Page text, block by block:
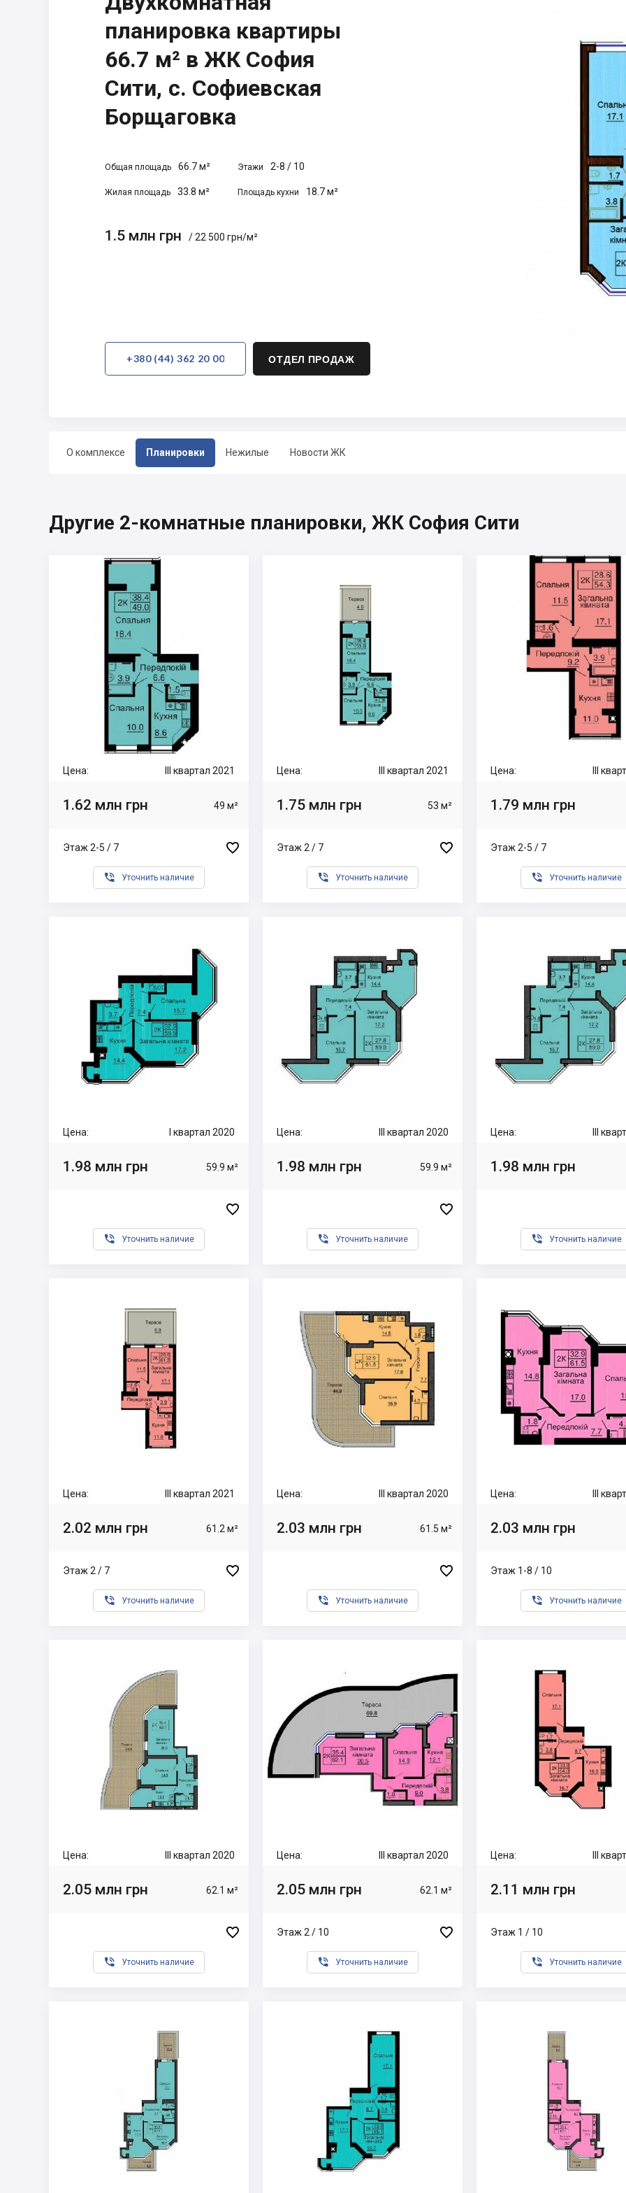
О комплексе Планировки Нежилые Новости ЖК
планировка квартиры
66.7 м² в ЖК София
Сити, с. Софиевская
Борщаговка
Общая площадь 66.7 м² Этажи 2-8 / 10
Жилая площадь 33.8 м² Площадь кухни 18.7 м²
1.5 млн грн / 22 500 грн/м²
+380 (44) 362 20 00 ОТДЕЛ ПРОДАЖ
Другие 2-комнатные планировки, ЖК София Сити
Цена: III квартал 2021
1.62 млн грн 49 м²
Этаж 2-5 / 7 
 Уточнить наличие
Цена: III квартал 2021
1.75 млн грн 53 м²
Этаж 2 / 7 
 Уточнить наличие
Цена: III
1.79 млн грн
Этаж 2-5 / 7
 Уточнить наличие
Цена: I квартал 2020
1.98 млн грн 59.9 м²

 Уточнить наличие
Цена: III квартал 2020
1.98 млн грн 59.9 м²

 Уточнить наличие
Цена: III
1.98 млн грн
 Уточнить наличие
Цена: III квартал 2021
2.02 млн грн 61.2 м²
Этаж 2 / 7 
 Уточнить наличие
Цена: III квартал 2020
2.03 млн грн 61.5 м²

 Уточнить наличие
Цена: III
2.03 млн грн
Этаж 1-8 / 10
 Уточнить наличие
Цена: III квартал 2020
2.05 млн грн 62.1 м²

 Уточнить наличие
Цена: III квартал 2020
2.05 млн грн 62.1 м²
Этаж 2 / 10 
 Уточнить наличие
Цена: III
2.11 млн грн
Этаж 1 / 10
 Уточнить наличие